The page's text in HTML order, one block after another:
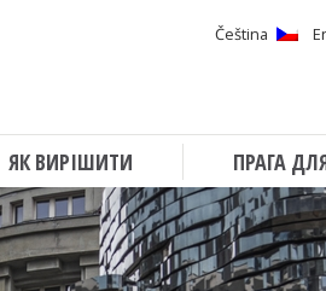
Čeština
ЯК ВИРІШИТИ ПРАГА